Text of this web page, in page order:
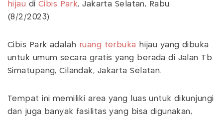
hijau di Cibis Park, Jakarta Selatan, Rabu
(8/2/2023).
Cibis Park adalah ruang terbuka
hijau yang dibuka
untuk umum secara gratis yang berada di Jalan Tb.
Simatupang, Cilandak, Jakarta Selatan.
Tempat ini memiliki area yang luas untuk dikunjungi
dan juga banyak fasilitas yang bisa digunakan,